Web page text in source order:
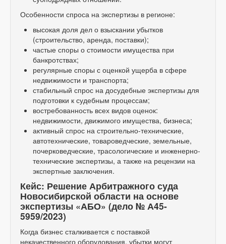
Особенности спроса на экспертизы в регионе:
высокая доля дел о взыскании убытков
(строительство, аренда, поставки);
частые споры о стоимости имущества при
банкротствах;
регулярные споры с оценкой ущерба в сфере
недвижимости и транспорта;
стабильный спрос на досудебные экспертизы для
подготовки к судебным процессам;
востребованность всех видов оценок:
недвижимости, движимого имущества, бизнеса;
активный спрос на строительно-технические,
автотехнические, товароведческие, земельные,
почерковедческие, трасологические и инженерно-
технические экспертизы, а также на рецензии на
экспертные заключения.
Кейс: Решение Арбитражного суда
Новосибирской области на основе
экспертизы «АБО» (дело № А45-
5959/2023)
Когда бизнес сталкивается с поставкой
некачественного оборудования, убытки могут